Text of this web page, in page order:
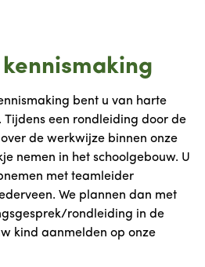
bent u van harte
Tijdens een rondleiding door de
de werkwijze binnen onze
nemen in het schoolgebouw. U
met teamleider
We plannen dan met
rondleiding in de
kind aanmelden op onze